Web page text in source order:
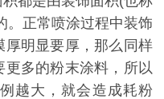
。正常喷涂过程中装饰
明显要厚，那么同样
多的粉末涂料，所以
越大，就会造成耗粉